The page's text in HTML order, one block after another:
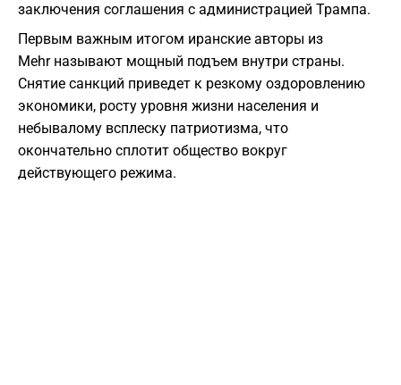
заключения соглашения с администрацией Трампа.
Первым важным итогом иранские авторы из
Mehr называют мощный подъем внутри страны.
Снятие санкций приведет к резкому оздоровлению
экономики, росту уровня жизни населения и
небывалому всплеску патриотизма, что
окончательно сплотит общество вокруг
действующего режима.